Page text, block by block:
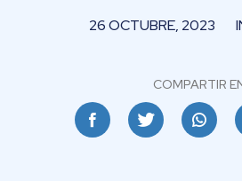
26 OCTUBRE, 2023
COMPARTIR
Facebook Twitter